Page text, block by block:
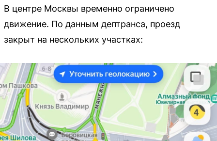
В центре Москвы временно ограничено
движение. По данным дептранса, проезд
закрыт на нескольких участках: